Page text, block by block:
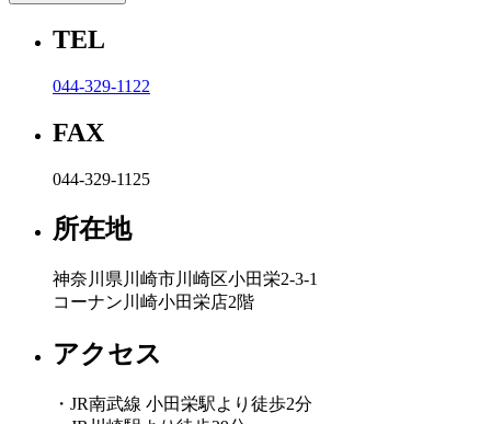
TEL
044-329-1122
FAX
044-329-1125
所在地
神奈川県川崎市川崎区小田栄2-3-1
コーナン川崎小田栄店2階
アクセス
・JR南武線 小田栄駅より徒歩2分